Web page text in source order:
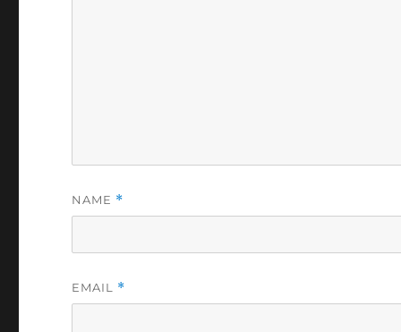
NAME *
EMAIL *